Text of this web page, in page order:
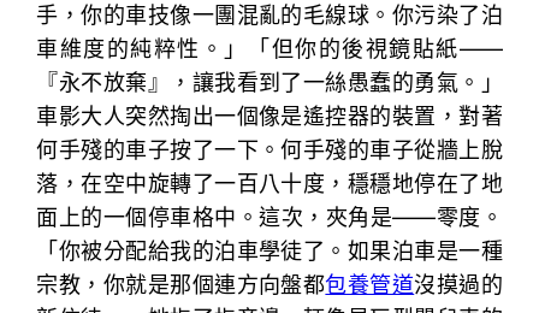
手，你的車技像一團混亂的毛線球。你污染了泊
車維度的純粹性。」「但你的後視鏡貼紙——
『永不放棄』，讓我看到了一絲愚蠢的勇氣。」
車影大人突然掏出一個像是遙控器的裝置，對著
何手殘的車子按了一下。何手殘的車子從牆上脫
落，在空中旋轉了一百八十度，穩穩地停在了地
面上的一個停車格中。這次，夾角是——零度。
「你被分配給我的泊車學徒了。如果泊車是一種
宗教，你就是那個連方向盤都包養管道沒摸過的